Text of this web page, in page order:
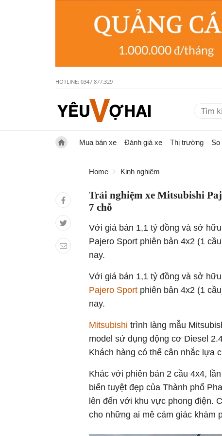
HOTLINE: 0347.877.329
Mua bán xe Đánh giá xe Thị trường So
Home Kinh nghiệm
Trải nghiệm xe Mitsubishi
7 chỗ
Với giá bán 1,1 tỷ đồng và sở
Pajero Sport phiên bản 4x2 (1
nay.
Với giá bán 1,1 tỷ đồng và sở
Pajero Sport phiên bản 4x2 (1
nay.
Mitsubishi trình làng mẫu
model sử dụng động cơ Diesel
Khách hàng có thể cân nhắc lựa
Khác với phiên bản 2 cầu 4x4,
biển tuyệt đẹp của Thành phố
lên đến với khu vực phong điện.
cho những ai mê cảm giác khám